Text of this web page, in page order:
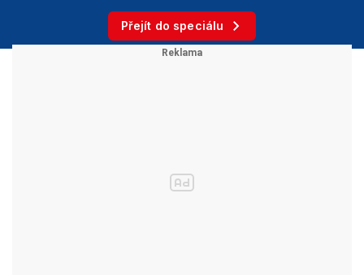
Přejít do speciálu